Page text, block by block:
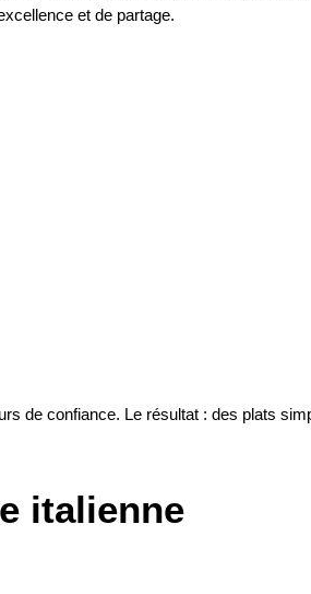
et de partage.
de confiance. Le résultat : des plats
italienne